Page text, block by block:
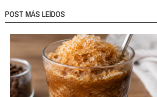
POST MÁS LEÍDOS